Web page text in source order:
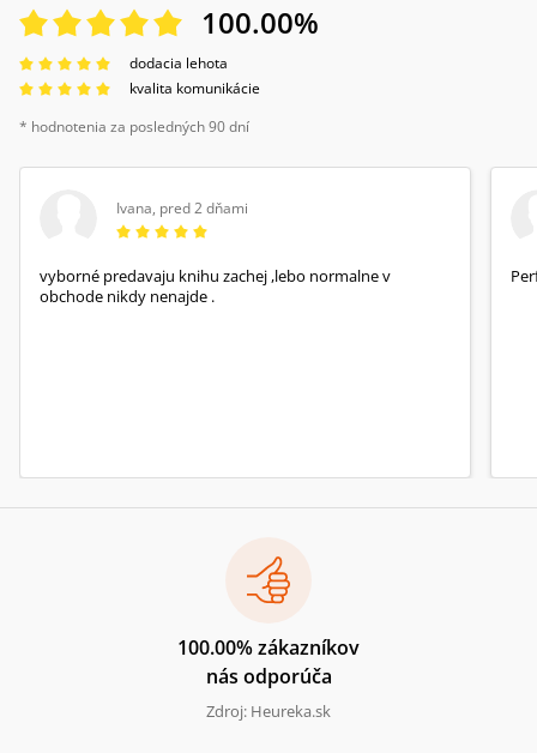
100.00%
dodacia lehota
kvalita komunikácie
* hodnotenia za posledných 90 dní
Ivana, pred 2 dňami
vyborné predavaju knihu zachej ,lebo normalne v
obchode nikdy nenajde .
100.00% zákazníkov
nás odporúča
Zdroj: Heureka.sk